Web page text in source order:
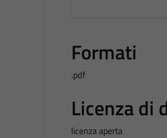
Formati
.pdf
Licenza di
licenza aperta